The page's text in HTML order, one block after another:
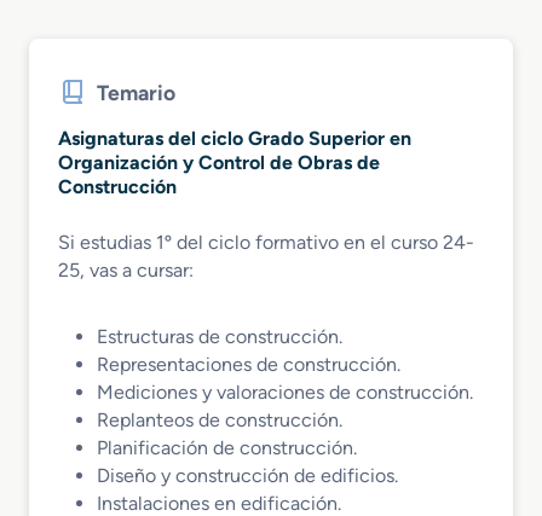
Temario
Asignaturas del ciclo Grado Superior en
Organización y Control de Obras de
Construcción
Si estudias 1º del ciclo formativo en el curso 24-
25, vas a cursar:
Estructuras de construcción.
Representaciones de construcción.
Mediciones y valoraciones de construcción.
Replanteos de construcción.
Planificación de construcción.
Diseño y construcción de edificios.
Instalaciones en edificación.